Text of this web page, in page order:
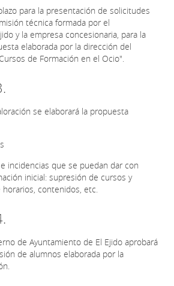
para la presentación de solicitudes
técnica formada por el
y la empresa concesionaria, para la
elaborada por la dirección del
de Formación en el Ocio".
se elaborará la propuesta
incidencias que se puedan dar con
inicial: supresión de cursos y
contenidos, etc.
de Ayuntamiento de El Ejido aprobará
de alumnos elaborada por la